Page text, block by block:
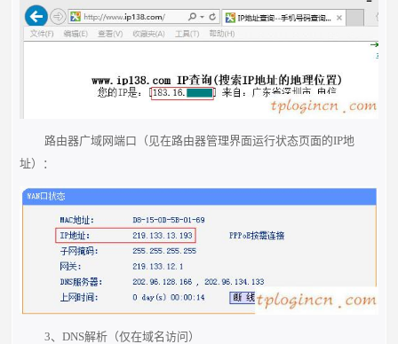
路由器广域网端口（见在路由器管理界面运行状态页面的IP地
址）：
3、DNS解析（仅在域名访问）